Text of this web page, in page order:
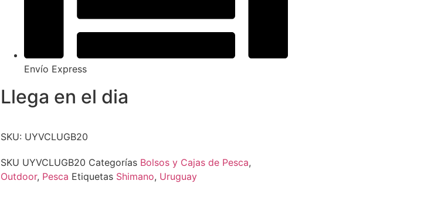
Envío Express
Llega en el dia
SKU: UYVCLUGB20
SKU UYVCLUGB20 Categorías Bolsos y Cajas de Pesca,
Outdoor, Pesca Etiquetas Shimano, Uruguay